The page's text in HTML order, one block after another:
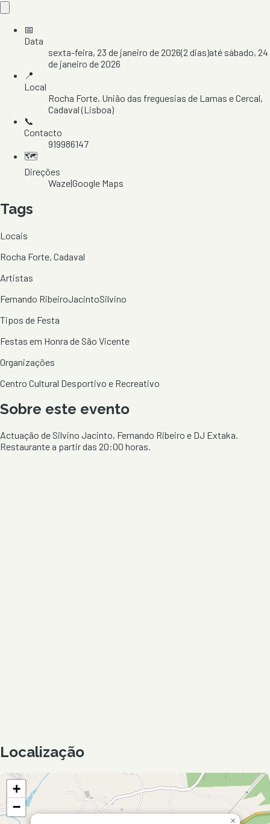
📅
Data
sexta-feira, 23 de janeiro de 2026(2 dias)até sábado, 24
de janeiro de 2026
📍
Local
Rocha Forte, União das freguesias de Lamas e Cercal,
Cadaval(Lisboa)
📞
Contacto
919986147
🗺️
Direções
Waze|Google Maps
Tags
Locais
Rocha Forte, Cadaval
Artistas
Fernando RibeiroJacintoSilvino
Tipos de Festa
Festas em Honra de São Vicente
Organizações
Centro Cultural Desportivo e Recreativo
Sobre este evento
Actuação de Silvino Jacinto, Fernando Ribeiro e DJ Extaka.
Restaurante a partir das 20:00 horas.
Localização
×
+
−